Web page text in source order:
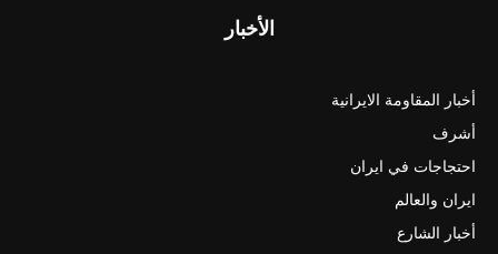
الأخبار
أخبار المقاومة الايرانية
أشرف
احتجاجات في ايران
ايران والعالم
أخبار الشارع